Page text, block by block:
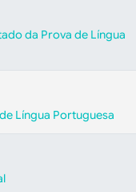
da Prova de Língua
Língua Portuguesa